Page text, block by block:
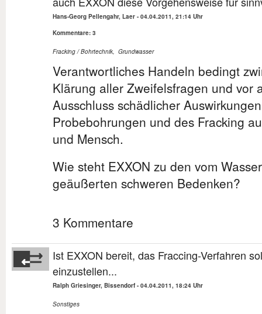
Hans-Georg Pellengahr, Laer - 04.04.2011, 21:14 Uhr
Kommentare: 3
Fracking / Bohrtechnik, Grundwasser
Verantwortliches Handeln bedingt
Klärung aller Zweifelsfragen und vor
Ausschluss schädlicher
Probebohrungen und des Fracking
und Mensch.
Wie steht EXXON zu den vom
geäußerten schweren Bedenken?
3 Kommentare
Ist EXXON bereit, das Fraccing-Verfahren
einzustellen...
Ralph Griesinger, Bissendorf - 04.04.2011, 18:24 Uhr
Sonstiges